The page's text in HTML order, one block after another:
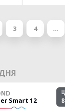
3 4 …
Smart 12